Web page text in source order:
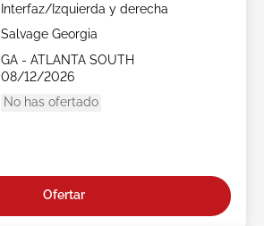
Interfaz/Izquierda y derecha
Salvage Georgia
GA - ATLANTA SOUTH
08/12/2026
No has ofertado
Ofertar